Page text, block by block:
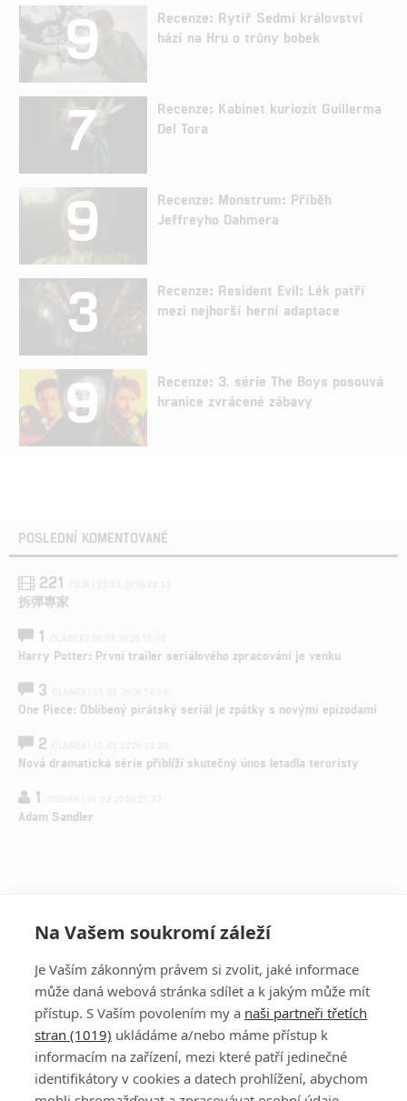
9
Recenze: Rytíř Sedmi království
hází na Hru o trůny bobek
7
Recenze: Kabinet kuriozit Guillerma
Del Tora
9
Recenze: Monstrum: Příběh
Jeffreyho Dahmera
3
Recenze: Resident Evil: Lék patří
mezi nejhorší herní adaptace
9
Recenze: 3. série The Boys posouvá
hranice zvrácené zábavy
POSLEDNÍ KOMENTOVANÉ
221
拆彈專家
1
Harry Potter: První trailer seriálového zpracování je venku
3
One Piece: Oblíbený pirátský seriál je zpátky s novými epizodami
2
Nová dramatická série přiblíží skutečný únos letadla teroristy
1
Adam Sandler
PŘIHLÁSIT
REGISTROVAT
DISKUZE
Na Vašem soukromí záleží
Je Vaším zákonným právem si zvolit, jaké informace
může daná webová stránka sdílet a k jakým může mít
přístup. S Vaším povolením my a naši partneři třetích
stran (1019) ukládáme a/nebo máme přístup k
informacím na zařízení, mezi které patří jedinečné
identifikátory v cookies a datech prohlížení, abychom